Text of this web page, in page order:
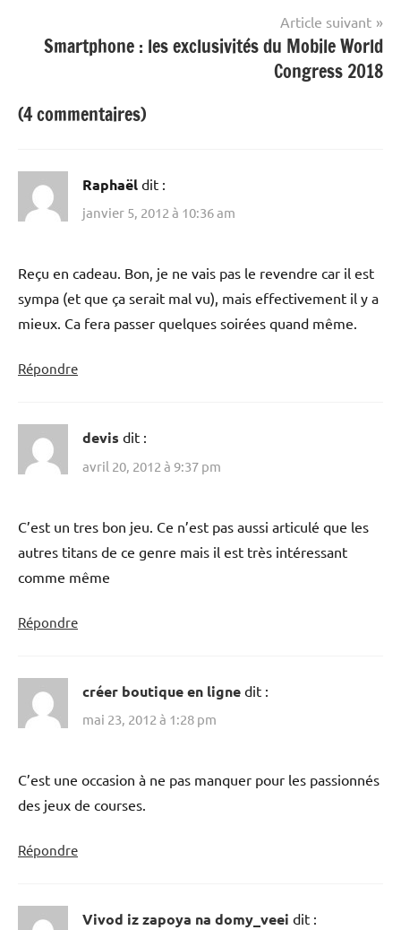
Article suivant
Smartphone : les exclusivités du Mobile World
Congress 2018
(4 commentaires)
Raphaël dit :
janvier 5, 2012 à 10:36 am
Reçu en cadeau. Bon, je ne vais pas le revendre car il est
sympa (et que ça serait mal vu), mais effectivement il y a
mieux. Ca fera passer quelques soirées quand même.
Répondre
devis dit :
avril 20, 2012 à 9:37 pm
C’est un tres bon jeu. Ce n’est pas aussi articulé que les
autres titans de ce genre mais il est très intéressant
comme même
Répondre
créer boutique en ligne dit :
mai 23, 2012 à 1:28 pm
C’est une occasion à ne pas manquer pour les passionnés
des jeux de courses.
Répondre
Vivod iz zapoya na domy_veei dit :